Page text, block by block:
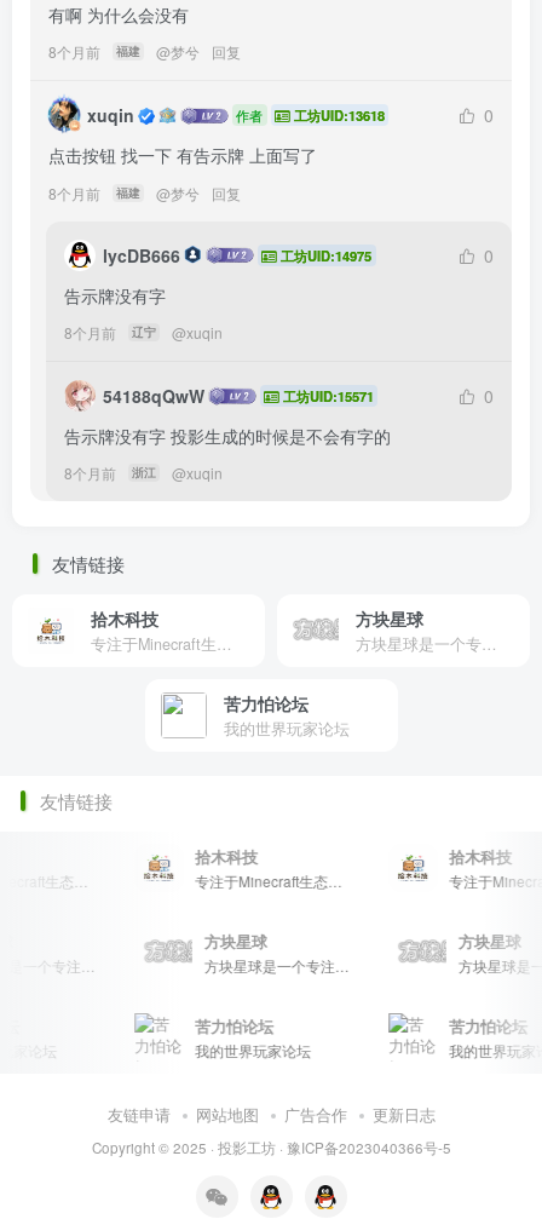
有啊 为什么会没有
8个月前 福建 @梦兮 回复
xuqin 作者 工坊UID:13618
0
点击按钮 找一下 有告示牌 上面写了
8个月前 福建 @梦兮 回复
lycDB666 工坊UID:14975
0
告示牌没有字
8个月前 辽宁 @xuqin
54188qQwW 工坊UID:15571
0
告示牌没有字 投影生成的时候是不会有字的
8个月前 浙江 @xuqin
友情链接
拾木科技
专注于Minecraft生态建设
方块星球
方块星球是一个专注于我的世界的中文论坛，提供丰富的资源分享、玩家交流和创意展示，包括地图、皮肤、数据包等内容，打造Minecraft玩家的专属社区乐园！
苦力怕论坛
我的世界玩家论坛
友情链接
拾木科技
专注于Minecraft生态建设
拾木科技
专注于
方块星球是一个专注于我的世界的中文论坛，提供丰富的资源分享、玩家交流和创意展示，包括地图、皮肤、数据包等内容，打造Minecraft玩家的专属社区乐园！
方块星球
方块星球是一个专注于我的世界的中文论坛，提供丰富的资源分享、玩家交流和创意展示，包括地图、皮肤、数据包等内容，打造Minecraft玩家的专属社区乐园！
方
苦力怕论坛
我的世界玩家论坛
苦力怕论坛
我的世界玩家论坛
友链申请 网站地图 广告合作 更新日志
Copyright © 2025 · 投影工坊· 豫ICP备2023040366号-5